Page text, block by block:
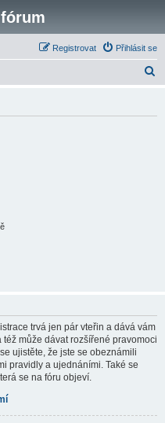
Přihlásit se
Registrovat
trvá jen pár vteřin a dává vám
může dávat rozšířené pravomoci
ujistěte, že jste se obeznámili
pravidly a ujednáními. Také se
se na fóru objeví.